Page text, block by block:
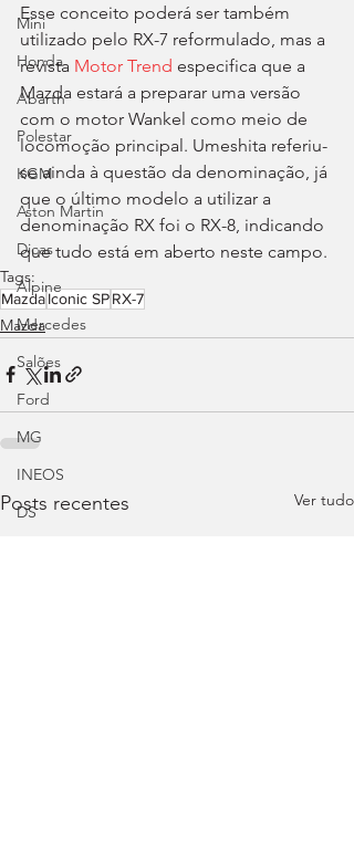
Mini
Honda
Abarth
Polestar
KGM
Aston Martin
Dicas
Alpine
Mercedes
Salões
Ford
MG
INEOS
DS
Esse conceito poderá ser também
utilizado pelo RX-7 reformulado, mas a
revista Motor Trend especifica que a
Mazda estará a preparar uma versão
com o motor Wankel como meio de
locomoção principal. Umeshita referiu-
se ainda à questão da denominação, já
que o último modelo a utilizar a
denominação RX foi o RX-8, indicando
que tudo está em aberto neste campo.
Tags:
MazdaIconic SPRX-7
Mazda
Posts recentes Ver tudo